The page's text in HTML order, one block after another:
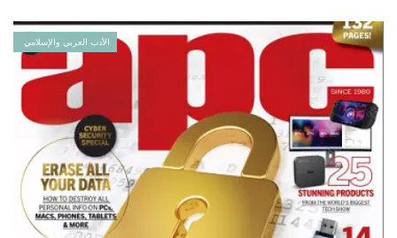
الأدب العربي والإسلامي